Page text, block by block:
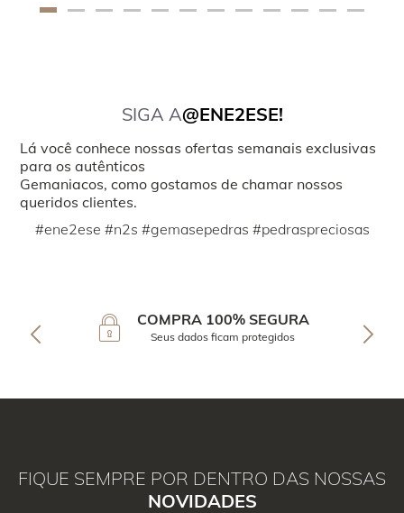
SIGA A@ENE2ESE!
Lá você conhece nossas ofertas semanais exclusivas
para os autênticos
Gemaniacos, como gostamos de chamar nossos
queridos clientes.
#ene2ese #n2s #gemasepedras #pedraspreciosas
COMPRA 100% SEGURA
Seus dados ficam protegidos
FIQUE SEMPRE POR DENTRO DAS NOSSAS
NOVIDADES